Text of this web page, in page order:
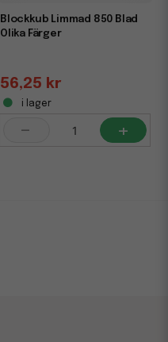
Blockkub Limmad 850 Blad
Olika Färger
56,25 kr
i lager
- +